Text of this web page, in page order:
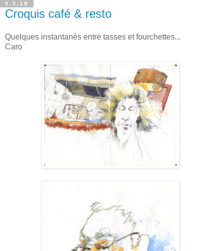
9.3.18
Croquis café & resto
Quelques instantanés entre tasses et fourchettes...
Caro